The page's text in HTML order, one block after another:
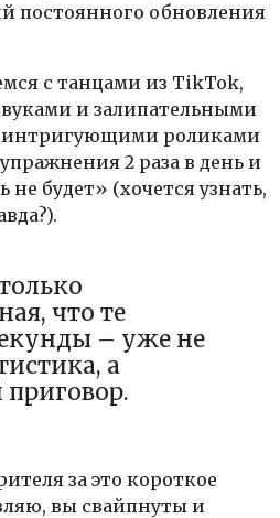
постоянного обновления
с танцами из TikTok,
и залипательными
интригующими роликами
2 раза в день и
не будет» (хочется узнать,
что те
– уже не
а
за это короткое
вы свайпнуты и